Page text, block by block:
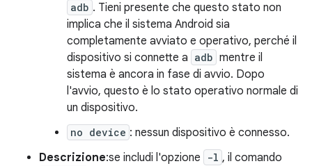
adb . Tieni presente che questo stato non
implica che il sistema Android sia
completamente avviato e operativo, perché il
dispositivo si connette a adb mentre il
sistema è ancora in fase di avvio. Dopo
l'avvio, questo è lo stato operativo normale di
un dispositivo.
no device : nessun dispositivo è connesso.
Descrizione:se includi l'opzione -l , il comando